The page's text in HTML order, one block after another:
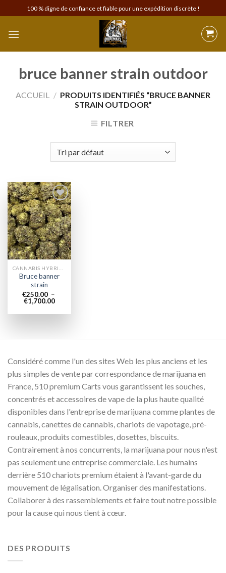
to
content
100 % digne de confiance et fiable pour une expédition discrète !
bruce banner strain outdoor
ACCUEIL / PRODUITS IDENTIFIÉS “BRUCE BANNER
STRAIN OUTDOOR”
FILTRER
Add to
wishlist
Bruce banner
strain
€250.00 –
€1,700.00Plage
prix :
Considéré comme l'un des sites Web les plus anciens et les
plus simples de vente par correspondance de marijuana en
France, 510 premium Carts vous garantissent les souches,
concentrés et accessoires de vape de la plus haute qualité
disponibles dans l'entreprise de marijuana comme plantes de
cannabis, canettes de cannabis, chariots de vapotage, pré-
rouleaux, produits comestibles, dosettes, biscuits.
Contrairement à nos concurrents, la marijuana pour nous n'est
pas seulement une entreprise commerciale. Les humains
derrière 510 chariots premium étaient à l'avant-garde du
mouvement de légalisation. Organiser des manifestations.
Collaborer à des rassemblements et faire tout notre possible
pour la cause qui nous tient à cœur.
DES PRODUITS